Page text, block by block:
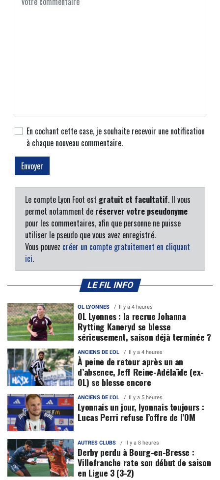
En cochant cette case, je souhaite recevoir une notification
à chaque nouveau commentaire.
Le compte Lyon Foot est gratuit et facultatif. Il vous
permet notamment de réserver votre pseudonyme
pour les commentaires, afin que personne ne puisse
utiliser le pseudo que vous avez enregistré.
Vous pouvez créer un compte gratuitement en cliquant
ici.
LE FIL INFO
OL LYONNES Il y a 4 heures
OL Lyonnes : la recrue Johanna
Rytting Kaneryd se blesse
sérieusement, saison déjà terminée ?
ANCIENS DE L'OL Il y a 4 heures
À peine de retour après un an
d’absence, Jeff Reine-Adélaïde (ex-
OL) se blesse encore
ANCIENS DE L'OL Il y a 5 heures
Lyonnais un jour, lyonnais toujours :
Lucas Perri refuse l’offre de l’OM
AUTRES CLUBS Il y a 8 heures
Derby perdu à Bourg-en-Bresse :
Villefranche rate son début de saison
en Ligue 3 (3-2)